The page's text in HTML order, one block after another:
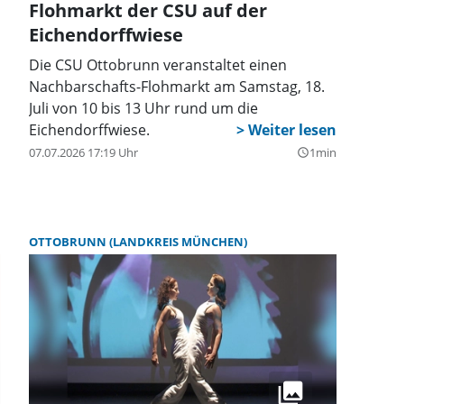
Flohmarkt der CSU auf der
Eichendorffwiese
Die CSU Ottobrunn veranstaltet einen
Nachbarschafts-Flohmarkt am Samstag, 18.
Juli von 10 bis 13 Uhr rund um die
Eichendorffwiese.
07.07.2026 17:19 Uhr query_builder1min
OTTOBRUNN (LANDKREIS MÜNCHEN)